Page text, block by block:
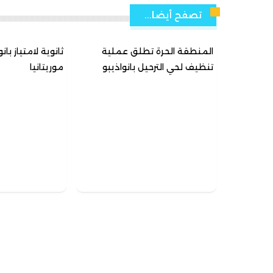
تصفح أيضا...
المنطقة الحرة تطلق عملية
تنظيف لحي الترحيل بانواذيبو
ثانوية لامتياز
موريتانيا